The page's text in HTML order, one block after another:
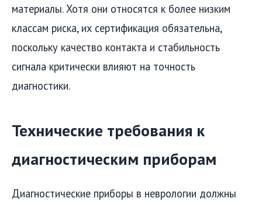
материалы. Хотя они относятся к более низким
классам риска, их сертификация обязательна,
поскольку качество контакта и стабильность
сигнала критически влияют на точность
диагностики.
Технические требования к
диагностическим приборам
Диагностические приборы в неврологии должны